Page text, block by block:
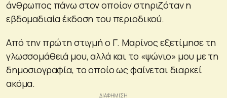
άνθρωπος πάνω στον οποίον στηριζόταν η
εβδομαδιαία έκδοση του περιοδικού.
Από την πρώτη στιγμή ο Γ. Μαρίνος εξετίμησε τη
γλωσσομάθειά μου, αλλά και το «ψώνιο» μου με τη
δημοσιογραφία, το οποίο ως φαίνεται διαρκεί
ακόμα.